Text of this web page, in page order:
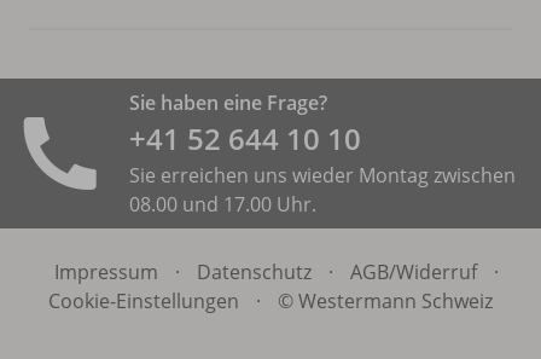
Sie haben eine Frage?
+41 52 644 10 10
Sie erreichen uns wieder Montag zwischen
08.00 und 17.00 Uhr.
Impressum · Datenschutz · AGB/Widerruf
·
Cookie-Einstellungen
· © Westermann Schweiz